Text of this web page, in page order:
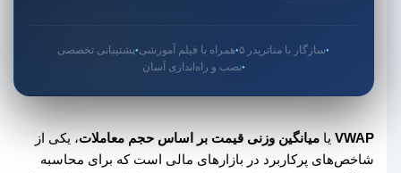
سازگار با متاتریدر ۵ ●همراه با فیلم آموزشی پشتیبانی تخصصی
نصب و راه‌اندازی آسان
VWAPیامیانگین وزنی قیمت بر اساس حجم معاملات، یکی از
شاخص‌های پرکاربرد در بازارهای مالی است که برای محاسبه